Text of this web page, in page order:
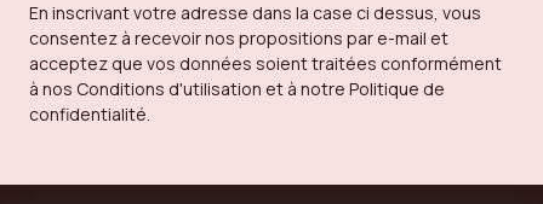
En inscrivant votre adresse dans la case ci dessus, vous
consentez à recevoir nos propositions par e-mail et
acceptez que vos données soient traitées conformément
à nos Conditions d'utilisation et à notre Politique de
confidentialité.